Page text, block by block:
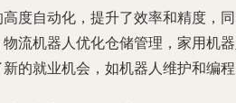
度自动化，提升了效率和精度，
流机器人优化仓储管理，家用机
的就业机会，如机器人维护和编程